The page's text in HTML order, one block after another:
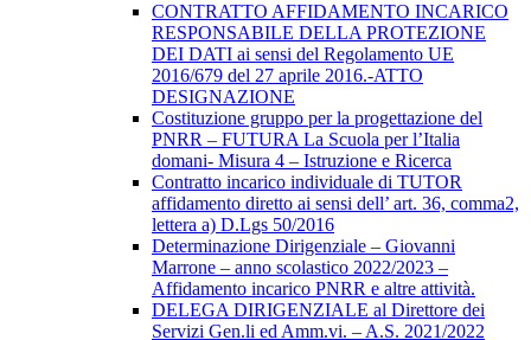
CONTRATTO AFFIDAMENTO INCARICO
RESPONSABILE DELLA PROTEZIONE
DEI DATI ai sensi del Regolamento UE
2016/679 del 27 aprile 2016.-ATTO
DESIGNAZIONE
Costituzione gruppo per la progettazione del
PNRR – FUTURA La Scuola per l’Italia
domani- Misura 4 – Istruzione e Ricerca
Contratto incarico individuale di TUTOR
affidamento diretto ai sensi dell’ art. 36, comma2,
lettera a) D.Lgs 50/2016
Determinazione Dirigenziale – Giovanni
Marrone – anno scolastico 2022/2023 –
Affidamento incarico PNRR e altre attività.
DELEGA DIRIGENZIALE al Direttore dei
Servizi Gen.li ed Amm.vi. – A.S. 2021/2022